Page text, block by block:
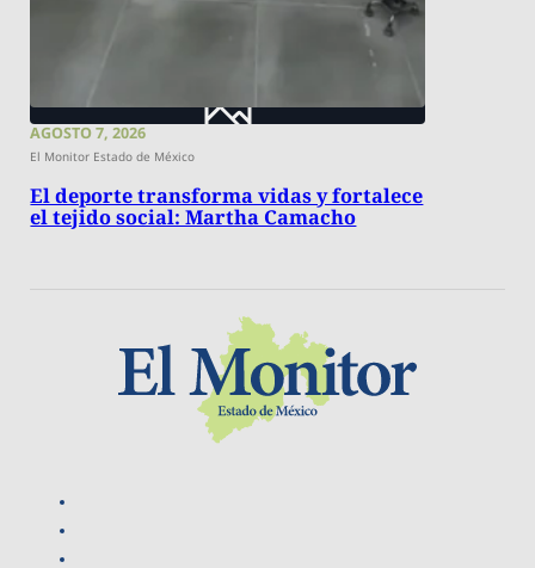
AGOSTO 7, 2026
El Monitor Estado de México
El deporte transforma vidas y fortalece
el tejido social: Martha Camacho